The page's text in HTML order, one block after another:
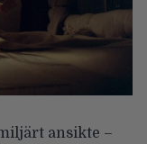
ansikte –